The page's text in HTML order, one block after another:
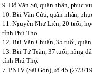
9. Đỗ Văn Sứ, quân nhân, phục
10. Bùi Văn Cửu, quân nhân,
11. Nguyễn Như Liên, 20 tuổi,
tỉnh Phú Thọ.
12. Bùi Văn Chuẩn, 35 tuổi,
13. Bùi Tử Toàn, 37 tuổi, nông
tỉnh Phú Thọ.
7. PNTV (Sài Gòn), số 45 (27/3/